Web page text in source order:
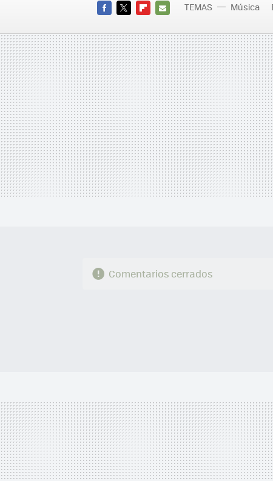
MAIL
TEMAS Música
Comentarios cerrados